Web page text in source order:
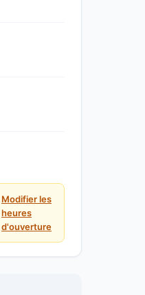
Modifier les
heures
d'ouverture